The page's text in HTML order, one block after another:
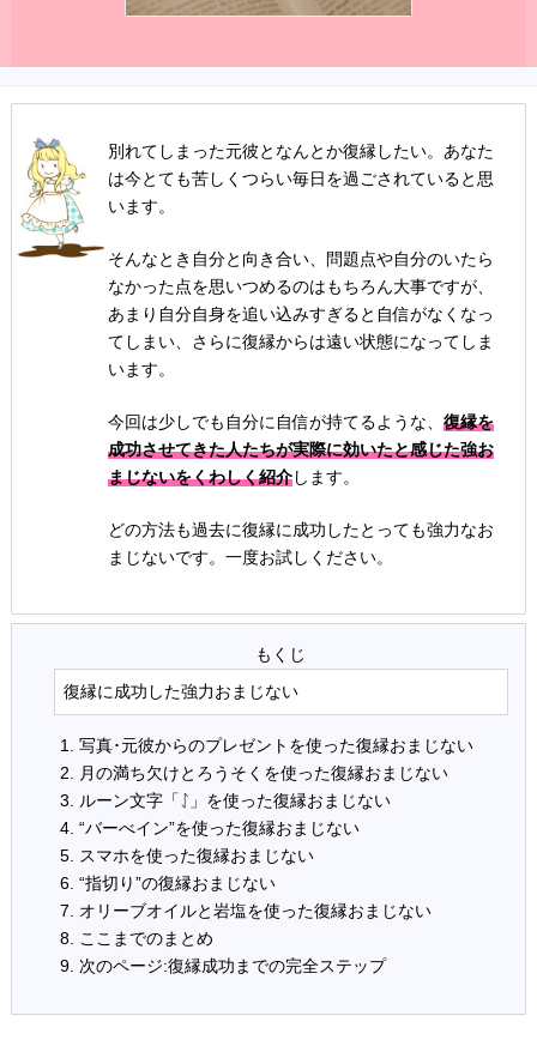
別れてしまった元彼となんとか復縁したい。あなた
は今とても苦しくつらい毎日を過ごされていると思
います。
そんなとき自分と向き合い、問題点や自分のいたら
なかった点を思いつめるのはもちろん大事ですが、
あまり自分自身を追い込みすぎると自信がなくなっ
てしまい、さらに復縁からは遠い状態になってしま
います。
今回は少しでも自分に自信が持てるような、 復縁を
成功させてきた人たちが実際に効いたと感じた強お
まじないをくわしく紹介します。
どの方法も過去に復縁に成功したとっても強力なお
まじないです。一度お試しください。
復縁に成功した強力おまじない
写真･元彼からのプレゼントを使った復縁おまじない
月の満ち欠けとろうそくを使った復縁おまじない
ルーン文字「ᛇ」を使った復縁おまじない
“バーべイン”を使った復縁おまじない
スマホを使った復縁おまじない
“指切り”の復縁おまじない
オリーブオイルと岩塩を使った復縁おまじない
ここまでのまとめ
次のページ:復縁成功までの完全ステップ